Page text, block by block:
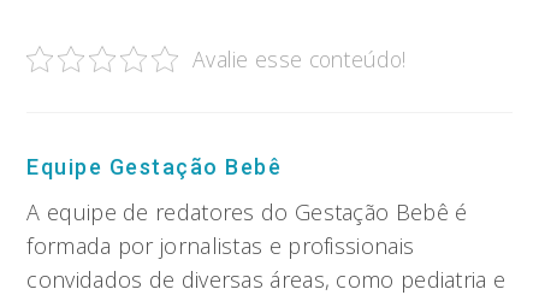
Avalie esse conteúdo!
Equipe Gestação Bebê
A equipe de redatores do Gestação Bebê é
formada por jornalistas e profissionais
convidados de diversas áreas, como pediatria e